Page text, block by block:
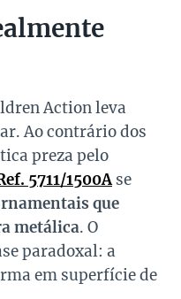
Action leva
Ao contrário dos
preza pelo
5711/1500Ase
que
metálica. O
paradoxal: a
em superfície de